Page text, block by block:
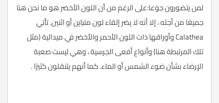
لمن يتضورون جوعا:على الرغم من أن اللون الأخضر هو ما نحن هنا
جميعًا من أجله ، إلا أنه لا يضر إلقاء لون متباين أو اثنين. تأتي
Calathea وأوراقها ذات اللون الأحمر والأخضر في ميدالية (مثل
تلك المرتبطة هنا) وأنواع أفعى الجرسية ، وهي ليست صعبة
الإرضاء بشأن ضوء الشمس أو الماء. كما أنهم يتنقلون كثيرًا .